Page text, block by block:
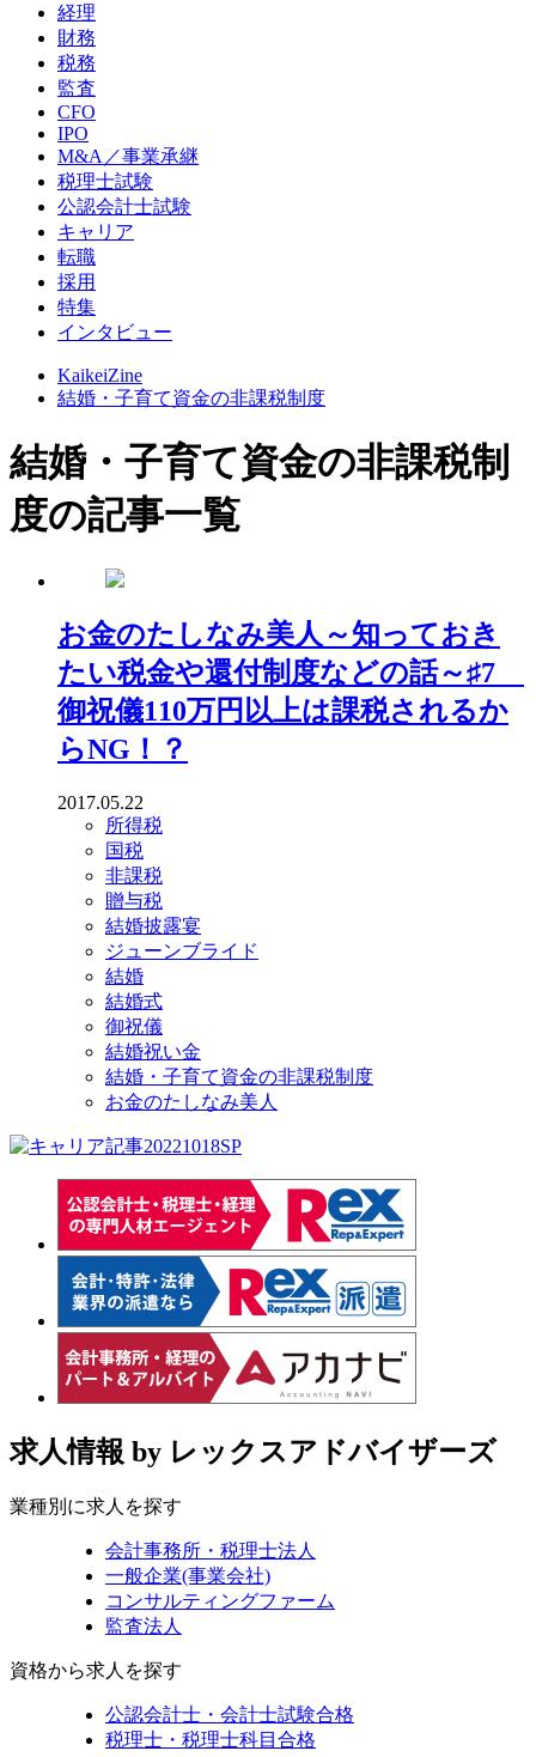
経理
財務
税務
監査
CFO
IPO
M&A／事業承継
税理士試験
公認会計士試験
キャリア
転職
採用
特集
インタビュー
KaikeiZine
結婚・子育て資金の非課税制度
結婚・子育て資金の非課税制
度の記事一覧
お金のたしなみ美人～知っておき
たい税金や還付制度などの話～♯7
御祝儀110万円以上は課税されるか
らNG！？
2017.05.22
所得税
国税
非課税
贈与税
結婚披露宴
ジューンブライド
結婚
結婚式
御祝儀
結婚祝い金
結婚・子育て資金の非課税制度
お金のたしなみ美人
求人情報 by レックスアドバイザーズ
業種別に求人を探す
会計事務所・税理士法人
一般企業(事業会社)
コンサルティングファーム
監査法人
資格から求人を探す
公認会計士・会計士試験合格
税理士・税理士科目合格